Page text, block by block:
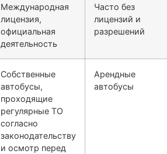
Международная
лицензия,
официальная
деятельность
Часто без
лицензий и
разрешений
Собственные
автобусы,
проходящие
регулярные ТО
согласно
законодательству
и осмотр перед
Арендные
автобусы